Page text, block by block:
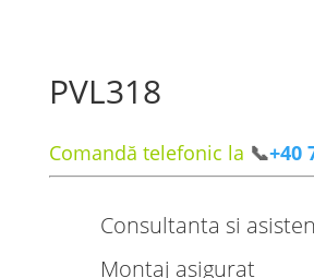
PVL318
Comandă telefonic la 📞+40
Consultanta si
Montaj asigurat